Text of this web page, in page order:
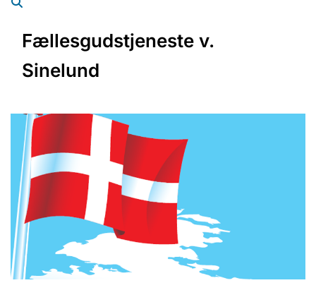
Fællesgudstjeneste v.
Sinelund